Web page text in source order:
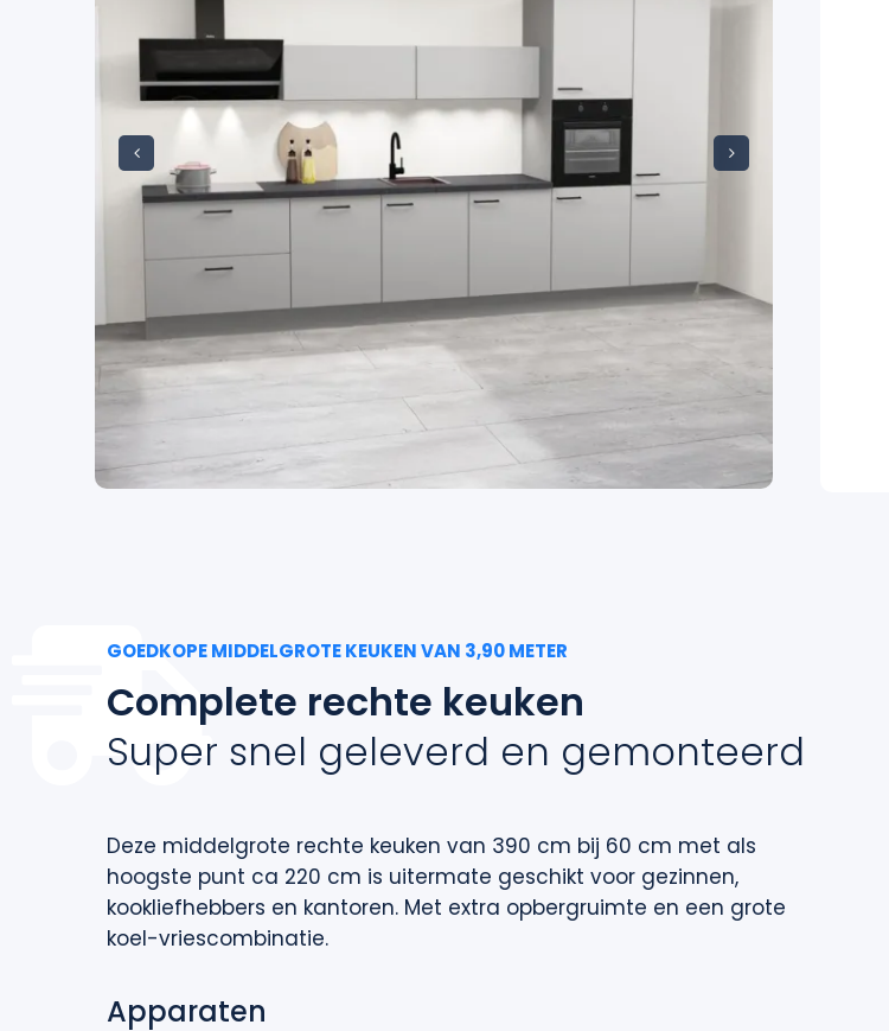
GOEDKOPE MIDDELGROTE KEUKEN VAN 3,90 METER
Complete rechte keuken
Super snel geleverd en gemonteerd
Deze middelgrote rechte keuken van 390 cm bij 60 cm met als
hoogste punt ca 220 cm is uitermate geschikt voor gezinnen,
kookliefhebbers en kantoren.Met extra opbergruimte en een grote
koel-vriescombinatie.
Apparaten